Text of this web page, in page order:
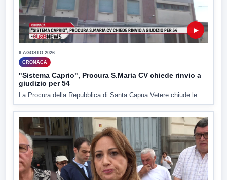
▶
6 AGOSTO 2026
CRONACA
"Sistema Caprio", Procura S.Maria CV chiede rinvio a
giudizio per 54
La Procura della Repubblica di Santa Capua Vetere chiude le...